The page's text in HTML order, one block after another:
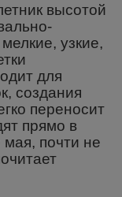
высотой
узкие,
для
создания
переносит
прямо в
почти не